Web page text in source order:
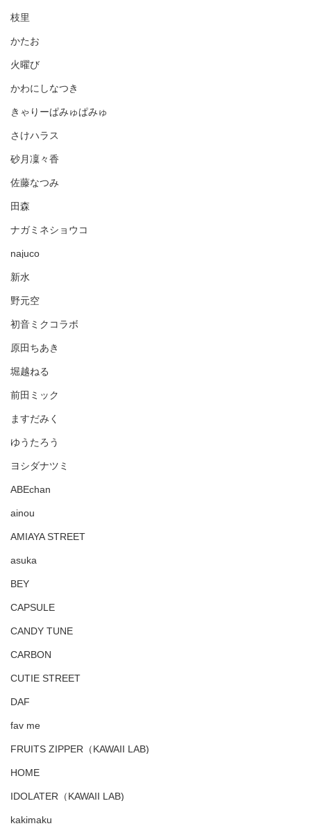
枝里
かたお
火曜び
かわにしなつき
きゃりーぱみゅぱみゅ
さけハラス
砂月凜々香
佐藤なつみ
田森
ナガミネショウコ
najuco
新水
野元空
初音ミクコラボ
原田ちあき
堀越ねる
前田ミック
ますだみく
ゆうたろう
ヨシダナツミ
ABEchan
ainou
AMIAYA STREET
asuka
BEY
CAPSULE
CANDY TUNE
CARBON
CUTIE STREET
DAF
fav me
FRUITS ZIPPER（KAWAII LAB)
HOME
IDOLATER（KAWAII LAB)
kakimaku